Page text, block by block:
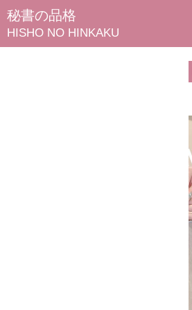
秘書の品格
HISHO NO HINKAKU